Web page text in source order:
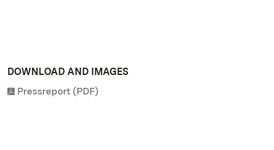
DOWNLOAD AND IMAGES
Pressreport (PDF)